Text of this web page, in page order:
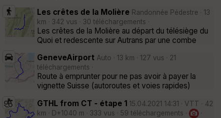
Les crêtes de la Molière Randonnée Pédestre · 13
km · 342 vus · 30 téléchargements ·
Les crêtes de la Molière au départ du télésiège du
Quoi et redescente sur Autrans par une combe
GeneveAirport Auto · 13 km · 127 vus · 21
téléchargements ·
Route à emprunter pour ne pas avoir à payer la
vignette Suisse (autoroutes et voies rapides)
GTHL from CT - étape 1 15.04.2021 14:31 · VTT · 42
km · D+1040 m · 333 vus · 59 téléchargements ·
·